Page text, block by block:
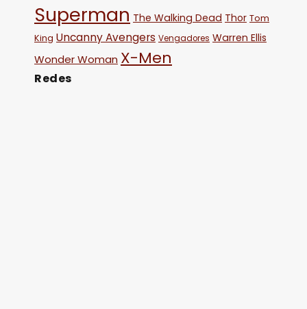
Superman The Walking Dead Thor Tom
King Uncanny Avengers Vengadores Warren Ellis
Wonder Woman X-Men
Redes